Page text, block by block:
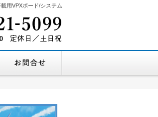
載用VPXボード/システム